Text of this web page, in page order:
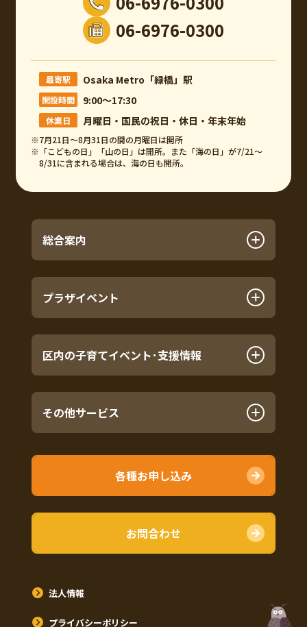
06-6976-0300
最寄駅 Osaka Metro「緑橋」駅
開設時間 9:00～17:30
休業日 月曜日・国民の祝日・休日・年末年始
※7月21日～8月31日の間の月曜日は開所
※「こどもの日」「山の日」は開所。また「海の日」が7/21～
8/31に含まれる場合は、海の日も開所。
総合案内
プラザイベント
区内の子育てイベント･支援情報
その他サービス
各種お申し込み
お問合わせ
法人情報
プライバシーポリシー